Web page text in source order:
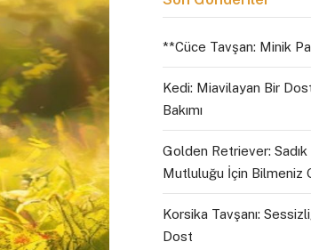
**Cüce Tavşan: Minik
Kedi: Miavilayan Bir
Bakımı
Golden Retriever: Sadık
Mutluluğu İçin Bilmeniz
Korsika Tavşanı:
Dost